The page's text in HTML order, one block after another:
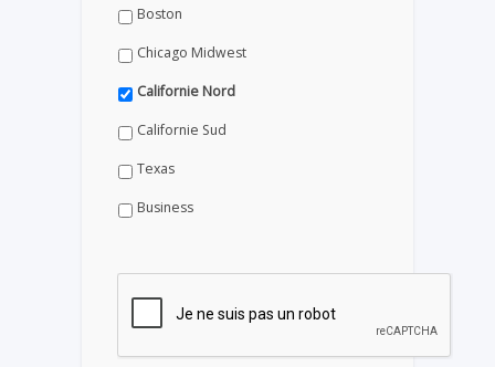
Boston
Chicago Midwest
Californie Nord
Californie Sud
Texas
Business